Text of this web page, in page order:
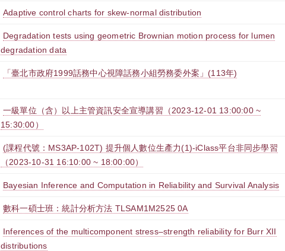
Adaptive control charts for skew-normal distribution
Degradation tests using geometric Brownian motion process for lumen
degradation data
「臺北市政府1999話務中心視障話務小組勞務委外案」(113年)
一級單位（含）以上主管資訊安全宣導講習（2023-12-01 13:00:00 ~
15:30:00）
(課程代號：MS3AP-102T) 提升個人數位生產力(1)-iClass平台非同步學習
（2023-10-31 16:10:00 ~ 18:00:00）
Bayesian Inference and Computation in Reliability and Survival Analysis
數科一碩士班：統計分析方法 TLSAM1M2525 0A
Inferences of the multicomponent stress–strength reliability for Burr XII
distributions